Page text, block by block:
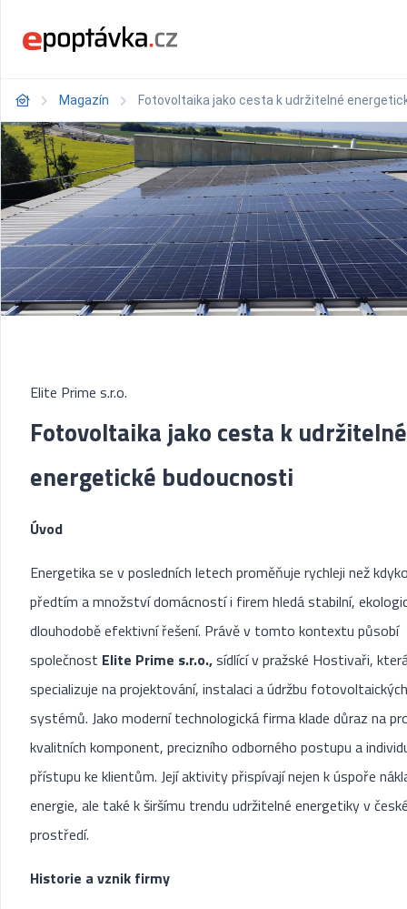
Magazín Fotovoltaika jako cesta k udržitelné
Elite Prime s.r.o.
Fotovoltaika jako cesta k udržitelné
energetické budoucnosti
Úvod
Energetika se v posledních letech proměňuje rychleji než
předtím a množství domácností i firem hledá stabilní,
dlouhodobě efektivní řešení. Právě v tomto kontextu působí
společnost Elite Prime s.r.o.,sídlící v pražské Hostivaři,
specializuje na projektování, instalaci a údržbu fotovoltaických
systémů. Jako moderní technologická firma klade důraz na
kvalitních komponent, precizního odborného postupu a
přístupu ke klientům. Její aktivity přispívají nejen k úspoře
energie, ale také k širšímu trendu udržitelné energetiky v
prostředí.
Historie a vznik firmy